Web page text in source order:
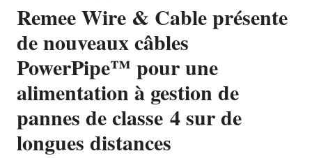
Remee Wire & Cable présente
de nouveaux câbles
PowerPipe™ pour une
alimentation à gestion de
pannes de classe 4 sur de
longues distances